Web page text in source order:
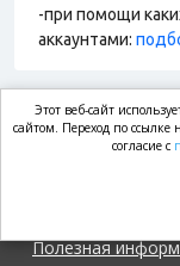
-при помощи
аккаунтами:
Полезная
Этот веб-сайт
сайтом. Переход по
согласие с